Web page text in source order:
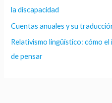
la discapacidad
Cuentas anuales y su
Relativismo lingüístico: cómo
de pensar